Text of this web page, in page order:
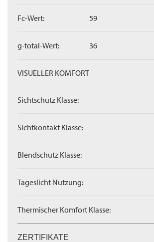
Fc-Wert: 59
g-total-Wert: 36
VISUELLER KOMFORT
Sichtschutz Klasse:
Sichtkontakt Klasse:
Blendschutz Klasse:
Tageslicht Nutzung:
Thermischer Komfort Klasse:
ZERTIFIKATE